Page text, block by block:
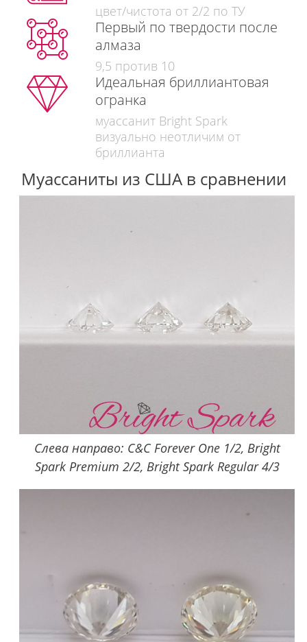
цвет/чистота от 2/2 по ТУ
Первый по твердости после
алмаза
9,5 против 10
Идеальная бриллиантовая
огранка
муассанит Bright Spark
визуально неотличим от
бриллианта
Муассаниты из США в сравнении
Слева направо: C&C Forever One 1/2, Bright
Spark Premium 2/2, Bright Spark Regular 4/3